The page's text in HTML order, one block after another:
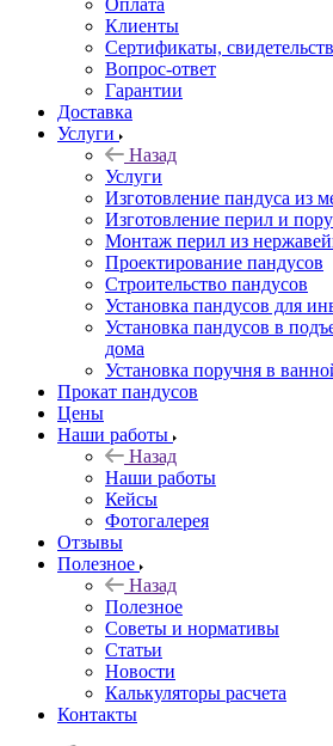
Оплата
Клиенты
Сертификаты,
Вопрос-ответ
Гарантии
Доставка
Услуги
Назад
Услуги
Изготовление пандуса из
Изготовление перил и
Монтаж перил из
Проектирование пандусов
Строительство пандусов
Установка пандусов для
Установка пандусов в
дома
Установка поручня в
Прокат пандусов
Цены
Наши работы
Назад
Наши работы
Кейсы
Фотогалерея
Отзывы
Полезное
Назад
Полезное
Советы и нормативы
Статьи
Новости
Калькуляторы расчета
Контакты